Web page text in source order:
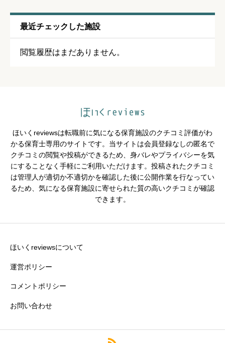
通いやすさ 必須
星の数をお選びください 
シフトの融通 必須
星の数をお選びください 
残業・持ち帰り仕事の少なさ
クチコミのタイトル
※園の評価がわかりやすいタイトルがおすすめです。
最近チェックした施設
閲覧履歴はまだありません。
ほいくreviewsは転職前に気になる保育施設のクチコミ評価がわ
かる保育士専用のサイトです。当サイトは会員登録なしの匿名で
クチコミの閲覧や投稿ができるため、身バレやプライバシーを気
にすることなく手軽にご利用いただけます。投稿されたクチコミ
は管理人が適切か不適切かを確認した後に公開作業を行なってい
るため、気になる保育施設に寄せられた質の高いクチコミが確認
できます。
ほいくreviewsについて
運営ポリシー
コメントポリシー
お問い合わせ